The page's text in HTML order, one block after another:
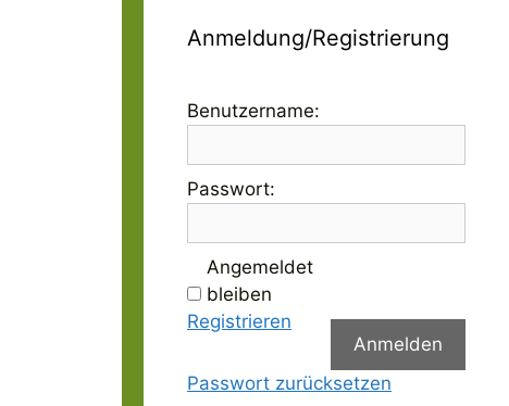
Anmeldung/Registrierung
Benutzername:
Passwort:
Angemeldet
bleiben
Anmelden
Registrieren
Passwort zurücksetzen